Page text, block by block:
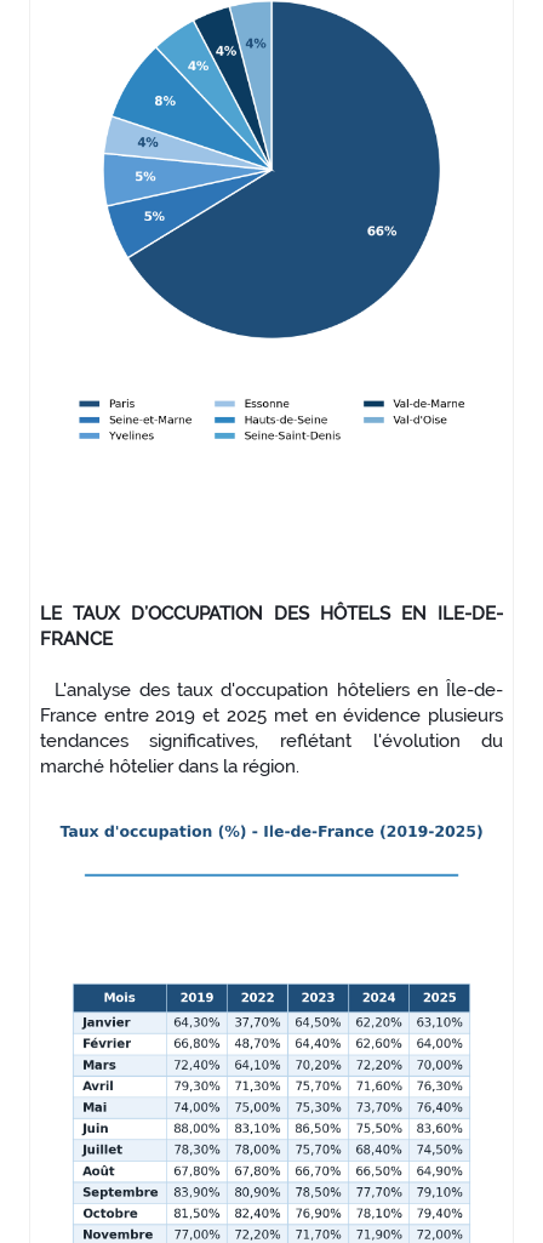
LE TAUX D’OCCUPATION DES HÔTELS EN ILE-DE-
FRANCE
L'analyse des taux d'occupation hôteliers en Île-de-
France entre 2019 et 2025 met en évidence plusieurs
tendances significatives, reflétant l'évolution du
marché hôtelier dans la région.